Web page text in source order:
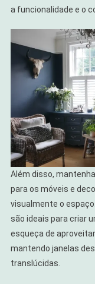
a funcionalidade e o
Além disso,
para os móveis e
visualmente o
são ideais para criar
esqueça de
mantendo janelas
translúcidas.